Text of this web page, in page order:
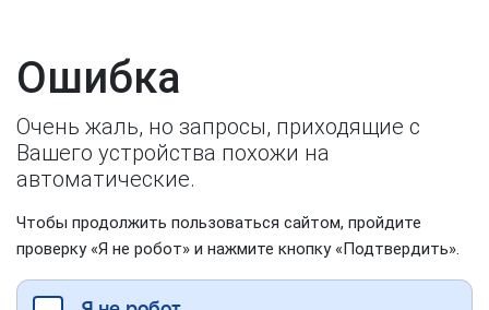
Ошибка
Очень жаль, но запросы, приходящие с
Вашего устройства похожи на
автоматические.
Чтобы продолжить пользоваться сайтом, пройдите
проверку «Я не робот» и нажмите кнопку «Подтвердить».